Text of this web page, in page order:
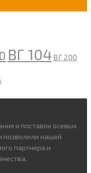
ВГ 104 ВГ 200
и поставок осевых
позволили нашей
партнера и